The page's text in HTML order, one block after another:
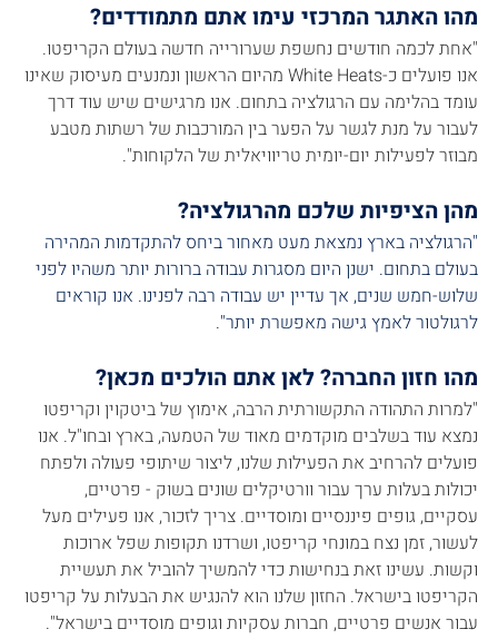
מהו האתגר המרכזי עימו אתם מתמודדים?
"אחת לכמה חודשים נחשפת שערורייה חדשה בעולם הקריפטו.
אנו פועלים כ-White Heats מהיום הראשון ונמנעים מעיסוק שאינו
עומד בהלימה עם הרגולציה בתחום. אנו מרגישים שיש עוד דרך
לעבור על מנת לגשר על הפער בין המורכבות של רשתות מטבע
מבוזר לפעילות יום-יומית טריוויאלית של הלקוחות".
מהן הציפיות שלכם מהרגולציה?
"הרגולציה בארץ נמצאת מעט מאחור ביחס להתקדמות המהירה
בעולם בתחום. ישנן היום מסגרות עבודה ברורות יותר משהיו לפני
שלוש-חמש שנים, אך עדיין יש עבודה רבה לפנינו. אנו קוראים
לרגולטור לאמץ גישה מאפשרת יותר".
מהו חזון החברה? לאן אתם הולכים מכאן?
"למרות התהודה התקשורתית הרבה, אימוץ של ביטקוין וקריפטו
נמצא עוד בשלבים מוקדמים מאוד של הטמעה, בארץ ובחו"ל. אנו
פועלים להרחיב את הפעילות שלנו, ליצור שיתופי פעולה ולפתח
יכולות בעלות ערך עבור וורטיקלים שונים בשוק - פרטיים,
עסקיים, גופים פיננסיים ומוסדיים. צריך לזכור, אנו פעילים מעל
לעשור, זמן נצח במונחי קריפטו, ושרדנו תקופות שפל ארוכות
וקשות. עשינו זאת בנחישות כדי להמשיך להוביל את תעשיית
הקריפטו בישראל. החזון שלנו הוא להנגיש את הבעלות על קריפטו
עבור אנשים פרטיים, חברות עסקיות וגופים מוסדיים בישראל".